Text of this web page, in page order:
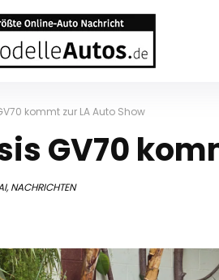
kommt zur LA Auto Show
GV70
,NACHRICHTEN